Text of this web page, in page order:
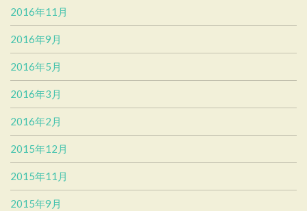
2016年11月
2016年9月
2016年5月
2016年3月
2016年2月
2015年12月
2015年11月
2015年9月